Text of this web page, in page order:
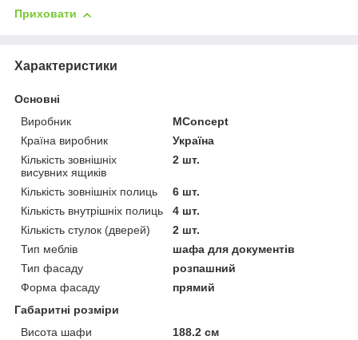
Приховати
Характеристики
Основні
Виробник
MConcept
Країна виробник
Україна
Кількість зовнішніх
висувних ящиків
2 шт.
Кількість зовнішніх полиць
6 шт.
Кількість внутрішніх полиць
4 шт.
Кількість стулок (дверей)
2 шт.
Тип меблів
шафа для документів
Тип фасаду
розпашний
Форма фасаду
прямий
Габаритні розміри
Висота шафи
188.2 см